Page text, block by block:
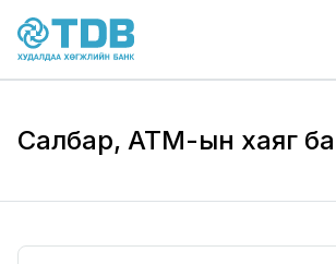
Skip to main content
Салбар, АТМ-ын хаяг